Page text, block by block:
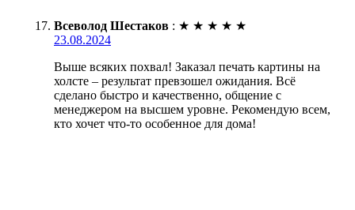
Всеволод Шестаков : ★ ★ ★ ★ ★
23.08.2024
Выше всяких похвал! Заказал печать картины на
холсте – результат превзошел ожидания. Всё
сделано быстро и качественно, общение с
менеджером на высшем уровне. Рекомендую всем,
кто хочет что-то особенное для дома!